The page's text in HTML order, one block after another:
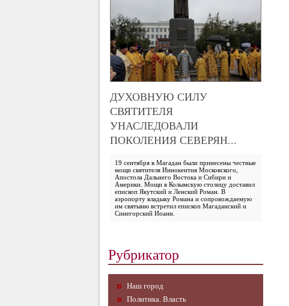
ДУХОВНУЮ СИЛУ
СВЯТИТЕЛЯ
УНАСЛЕДОВАЛИ
ПОКОЛЕНИЯ СЕВЕРЯН...
19 сентября в Магадан были принесены честные
мощи святителя Иннокентия Московского,
Апостола Дальнего Востока и Сибири и
Америки. Мощи в Колымскую столицу доставил
епископ Якутский и Ленский Роман. В
аэропорту владыку Романа и сопровождаемую
им святыню встретил епископ Магаданский и
Синегорский Иоанн.
Рубрикатор
Наш город
Политика. Власть